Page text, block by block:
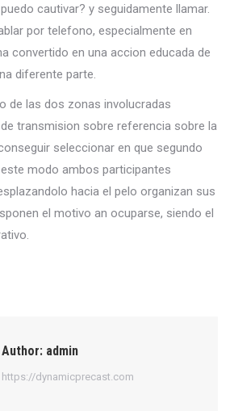
cautivar? y seguidamente llamar.
por telefono, especialmente en
convertido en una accion educada de
diferente parte.
de las dos zonas involucradas
transmision sobre referencia sobre la
seleccionar en que segundo
modo ambos participantes
hacia el pelo organizan sus
el motivo an ocuparse, siendo el
Author: admin
https://dynamicprecast.com